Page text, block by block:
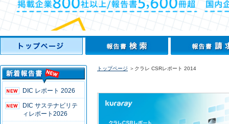
DIC レポート 2026
DIC サステナビリテ
ィレポート2026
トップページ ＞クラレ CSRレポート 2014